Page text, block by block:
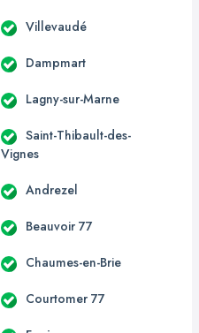
Villevaudé
Dampmart
Lagny-sur-Marne
Saint-Thibault-des-
Vignes
Andrezel
Beauvoir 77
Chaumes-en-Brie
Courtomer 77